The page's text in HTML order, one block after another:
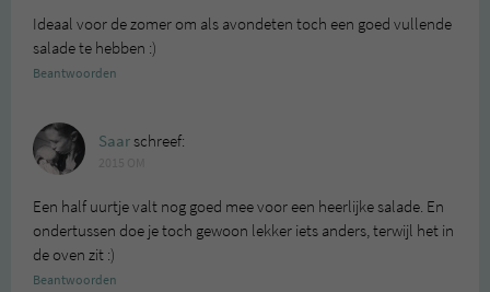
Ideaal voor de zomer om als avondeten toch een goed vullende
salade te hebben :)
Beantwoorden
Saarschreef:
Een half uurtje valt nog goed mee voor een heerlijke salade. En
ondertussen doe je toch gewoon lekker iets anders, terwijl het in
de oven zit :)
Beantwoorden